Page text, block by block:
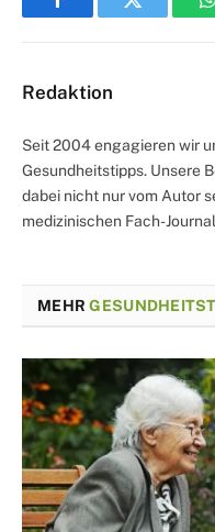
FacebookTwitter
Redaktion
Seit 2004 engagieren wir
Gesundheitstipps. Unsere
dabei nicht nur vom Autor
medizinischen Fach-
MEHR